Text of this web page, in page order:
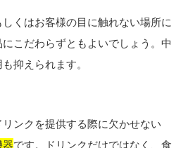
くはお客様の目に触れない場所に
こだわらずともよいでしょう。中
抑えられます。
ンクを提供する際に欠かせない
器です。ドリンクだけではなく、食